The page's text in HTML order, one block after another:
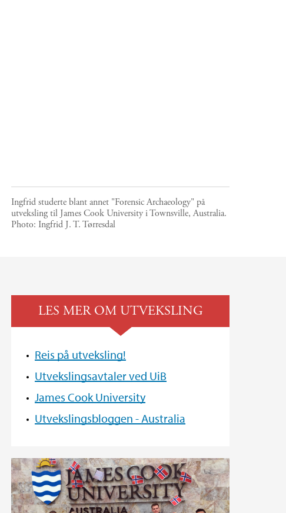
Ingfrid studerte blant annet "Forensic Archaeology" på
utveksling til James Cook University i Townsville, Australia.
Photo: Ingfrid J. T. Tørresdal
LES MER OM UTVEKSLING
Reis på utveksling!
Utvekslingsavtaler ved UiB
James Cook University
Utvekslingsbloggen - Australia